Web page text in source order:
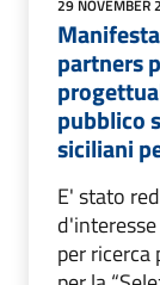
29 NOVEMBER
partners
pubblico
siciliani
E' stato
per ricerca